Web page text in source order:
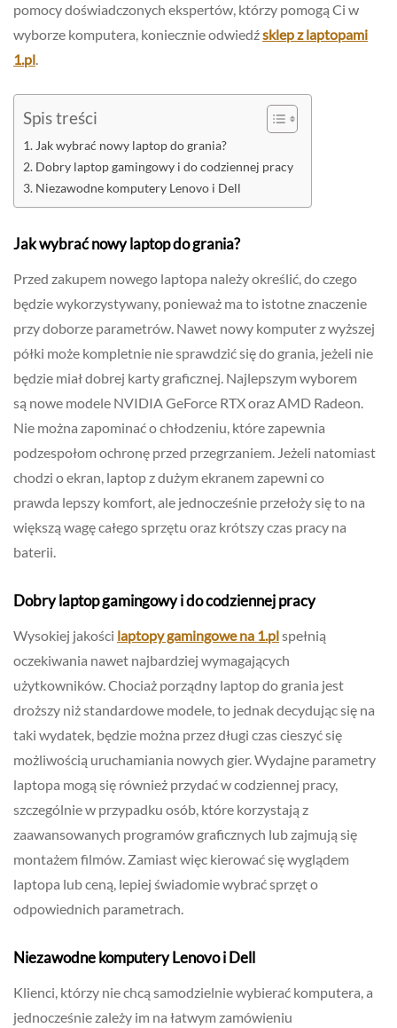
pomocy doświadczonych ekspertów, którzy pomogą Ci w
wyborze komputera, koniecznie odwiedźsklep z laptopami
1.pl.
Spis treści
Jak wybrać nowy laptop do grania?
Dobry laptop gamingowy i do codziennej pracy
Niezawodne komputery Lenovo i Dell
Jak wybrać nowy laptop do grania?
Przed zakupem nowego laptopa należy określić, do czego
będzie wykorzystywany, ponieważ ma to istotne znaczenie
przy doborze parametrów. Nawet nowy komputer z wyższej
półki może kompletnie nie sprawdzić się do grania, jeżeli nie
będzie miał dobrej karty graficznej. Najlepszym wyborem
są nowe modele NVIDIA GeForce RTX oraz AMD Radeon.
Nie można zapominać o chłodzeniu, które zapewnia
podzespołom ochronę przed przegrzaniem. Jeżeli natomiast
chodzi o ekran, laptop z dużym ekranem zapewni co
prawda lepszy komfort, ale jednocześnie przełoży się to na
większą wagę całego sprzętu oraz krótszy czas pracy na
baterii.
Dobry laptop gamingowy i do codziennej pracy
Wysokiej jakości laptopy gamingowe na 1.plspełnią
oczekiwania nawet najbardziej wymagających
użytkowników. Chociaż porządny laptop do grania jest
droższy niż standardowe modele, to jednak decydując się na
taki wydatek, będzie można przez długi czas cieszyć się
możliwością uruchamiania nowych gier. Wydajne parametry
laptopa mogą się również przydać w codziennej pracy,
szczególnie w przypadku osób, które korzystają z
zaawansowanych programów graficznych lub zajmują się
montażem filmów. Zamiast więc kierować się wyglądem
laptopa lub ceną, lepiej świadomie wybrać sprzęt o
odpowiednich parametrach.
Niezawodne komputery Lenovo i Dell
Klienci, którzy nie chcą samodzielnie wybierać komputera, a
jednocześnie zależy im na łatwym zamówieniu